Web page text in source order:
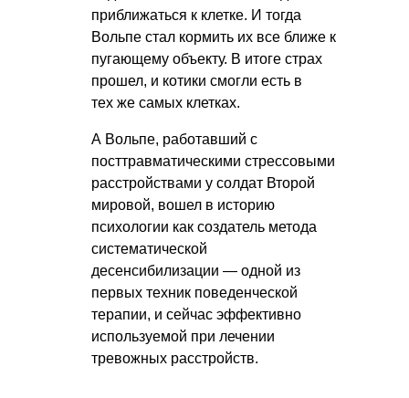
приближаться к клетке. И тогда
Вольпе стал кормить их все ближе к
пугающему объекту. В итоге страх
прошел, и котики смогли есть в
тех же самых клетках.
А Вольпе, работавший с
посттравматическими стрессовыми
расстройствами у солдат Второй
мировой, вошел в историю
психологии как создатель метода
систематической
десенсибилизации — одной из
первых техник поведенческой
терапии, и сейчас эффективно
используемой при лечении
тревожных расстройств.